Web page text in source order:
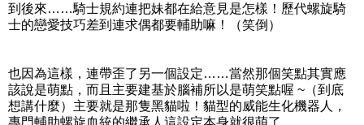
到後來……騎士規約連把妹都在給意見是怎樣！歷代螺旋騎
士的戀愛技巧差到連求偶都要輔助嘛！（笑倒）
也因為這樣，連帶歪了另一個設定……當然那個笑點其實應
該說是萌點，而且主要建基於腦補所以是萌笑點喔 ~（到底
想講什麼）主要就是那隻黑貓啦！貓型的威能生化機器人，
專門輔助螺旋血統的繼承人這設定本身就很萌了。